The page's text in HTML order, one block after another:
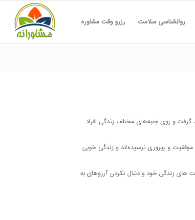
روانشناسی سلامت رزرو وقت مشاوره
گرفت و روی جنبه‌های مختلف زندگی افراد
موفقیت و پیروزی نرسیده‌اند و زندگی خوبی
های زندگی خود و دنبال نکردن آرزوهای به